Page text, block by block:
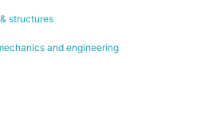
structures
and engineering